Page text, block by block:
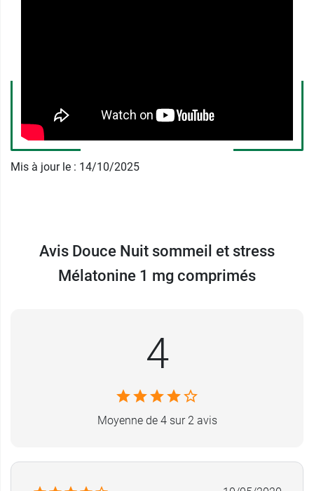
Mis à jour le : 14/10/2025
Avis Douce Nuit sommeil et stress
Mélatonine 1 mg comprimés
4
Moyenne de 4 sur 2 avis